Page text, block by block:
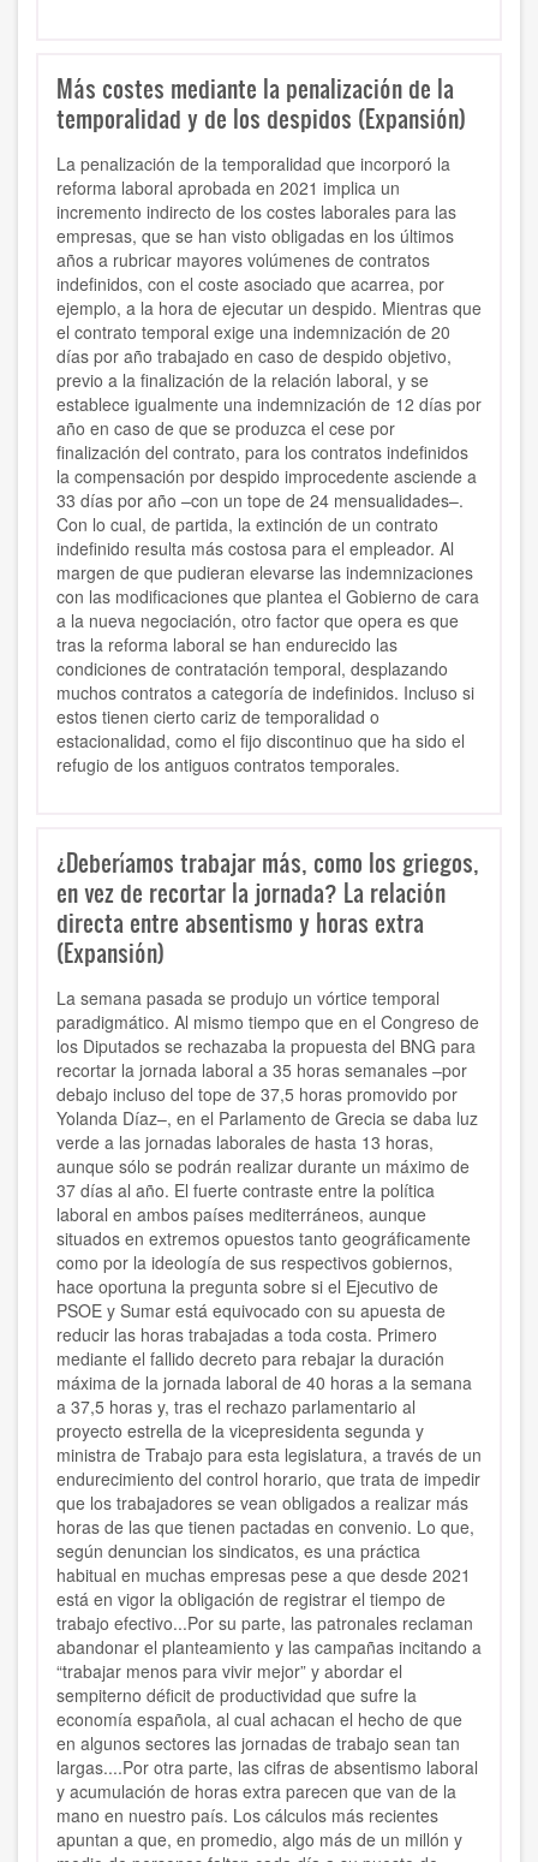
Más costes mediante la penalización de la
temporalidad y de los despidos (Expansión)
La penalización de la temporalidad que incorporó la
reforma laboral aprobada en 2021 implica un
incremento indirecto de los costes laborales para las
empresas, que se han visto obligadas en los últimos
años a rubricar mayores volúmenes de contratos
indefinidos, con el coste asociado que acarrea, por
ejemplo, a la hora de ejecutar un despido. Mientras que
el contrato temporal exige una indemnización de 20
días por año trabajado en caso de despido objetivo,
previo a la finalización de la relación laboral, y se
establece igualmente una indemnización de 12 días por
año en caso de que se produzca el cese por
finalización del contrato, para los contratos indefinidos
la compensación por despido improcedente asciende a
33 días por año –con un tope de 24 mensualidades–.
Con lo cual, de partida, la extinción de un contrato
indefinido resulta más costosa para el empleador. Al
margen de que pudieran elevarse las indemnizaciones
con las modificaciones que plantea el Gobierno de cara
a la nueva negociación, otro factor que opera es que
tras la reforma laboral se han endurecido las
condiciones de contratación temporal, desplazando
muchos contratos a categoría de indefinidos. Incluso si
estos tienen cierto cariz de temporalidad o
estacionalidad, como el fijo discontinuo que ha sido el
refugio de los antiguos contratos temporales.
¿Deberíamos trabajar más, como los griegos,
en vez de recortar la jornada? La relación
directa entre absentismo y horas extra
(Expansión)
La semana pasada se produjo un vórtice temporal
paradigmático. Al mismo tiempo que en el Congreso de
los Diputados se rechazaba la propuesta del BNG para
recortar la jornada laboral a 35 horas semanales –por
debajo incluso del tope de 37,5 horas promovido por
Yolanda Díaz–, en el Parlamento de Grecia se daba luz
verde a las jornadas laborales de hasta 13 horas,
aunque sólo se podrán realizar durante un máximo de
37 días al año. El fuerte contraste entre la política
laboral en ambos países mediterráneos, aunque
situados en extremos opuestos tanto geográficamente
como por la ideología de sus respectivos gobiernos,
hace oportuna la pregunta sobre si el Ejecutivo de
PSOE y Sumar está equivocado con su apuesta de
reducir las horas trabajadas a toda costa. Primero
mediante el fallido decreto para rebajar la duración
máxima de la jornada laboral de 40 horas a la semana
a 37,5 horas y, tras el rechazo parlamentario al
proyecto estrella de la vicepresidenta segunda y
ministra de Trabajo para esta legislatura, a través de un
endurecimiento del control horario, que trata de impedir
que los trabajadores se vean obligados a realizar más
horas de las que tienen pactadas en convenio. Lo que,
según denuncian los sindicatos, es una práctica
habitual en muchas empresas pese a que desde 2021
está en vigor la obligación de registrar el tiempo de
trabajo efectivo...Por su parte, las patronales reclaman
abandonar el planteamiento y las campañas incitando a
“trabajar menos para vivir mejor” y abordar el
sempiterno déficit de productividad que sufre la
economía española, al cual achacan el hecho de que
en algunos sectores las jornadas de trabajo sean tan
largas....Por otra parte, las cifras de absentismo laboral
y acumulación de horas extra parecen que van de la
mano en nuestro país. Los cálculos más recientes
apuntan a que, en promedio, algo más de un millón y